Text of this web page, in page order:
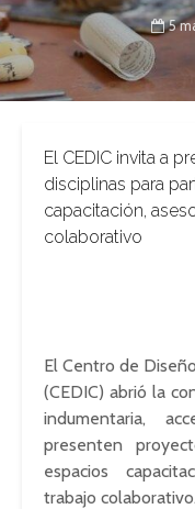
5
El CEDIC invita a
disciplinas para
capacitación,
colaborativo
El Centro de
(CEDIC) abrió la
indumentaria,
presenten
espacios
trabajo colaborativo.